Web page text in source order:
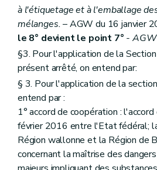
Art. 217
Art. 218
Art. 219
Art. 220
Art. 221
Art. 222
Art. 223
Art. 224
Art. 225
Art. 226
Art. 227
Art. 228
Art. 229
Art. 230
Art. 231
à l'étiquetage et à l'emballage
mélanges.– AGW du 16 janvier
le 8° devient le point 7° -
§3. Pour l'application de la
présent arrêté, on entend par:
§ 3. Pour l'application de la
entend par :
1° accord de coopération :
février 2016 entre l'Etat fédéral;
Région wallonne et la Région de
concernant la maîtrise des